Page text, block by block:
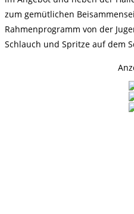
zum gemütlichen
Rahmenprogramm von der
Schlauch und Spritze auf dem